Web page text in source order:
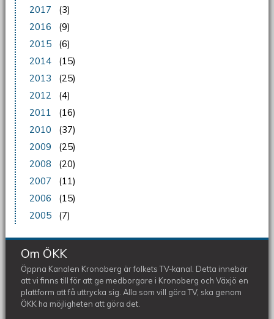
2017
(3)
2016
(9)
2015
(6)
2014
(15)
2013
(25)
2012
(4)
2011
(16)
2010
(37)
2009
(25)
2008
(20)
2007
(11)
2006
(15)
2005
(7)
Om ÖKK
Öppna Kanalen Kronoberg är folkets TV-kanal. Detta innebär
att vi finns till för att ge medborgare i Kronoberg och Växjö en
plattform att få uttrycka sig. Alla som vill göra TV, ska genom
ÖKK ha möjligheten att göra det.